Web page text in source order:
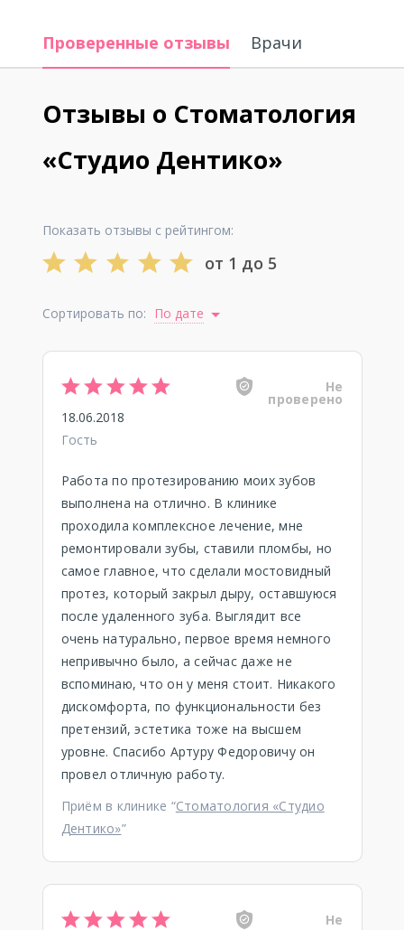
Проверенные отзывы Врачи
Отзывы о Стоматология
«Студио Дентико»
Показать отзывы с рейтингом:
от 1 до 5
Сортировать по: По дате
Не
проверено
18.06.2018
Гость
Работа по протезированию моих зубов
выполнена на отлично. В клинике
проходила комплексное лечение, мне
ремонтировали зубы, ставили пломбы, но
самое главное, что сделали мостовидный
протез, который закрыл дыру, оставшуюся
после удаленного зуба. Выглядит все
очень натурально, первое время немного
непривычно было, а сейчас даже не
вспоминаю, что он у меня стоит. Никакого
дискомфорта, по функциональности без
претензий, эстетика тоже на высшем
уровне. Спасибо Артуру Федоровичу он
провел отличную работу.
Приём в клинике “Стоматология «Студио
Дентико»”
Не